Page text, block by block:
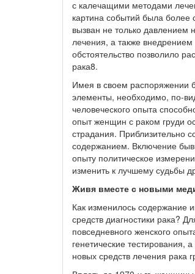
с калечащими методами
картина событий была более
вызван не только давлением
лечения, а также
обстоятельство позволило
рака8.
Имея в своем распоряжении
элементы, необходимо, по-
человеческого опыта
опыт женщин с раком груди
страдания. Приблизительно
содержанием. Включение
опыту политическое
изменить к лучшему судьбы
Живя вместе с новыми
Как изменилось содержание
средств диагностики рака?
повседневного женского
генетические тестирования,
новых средств лечения рака